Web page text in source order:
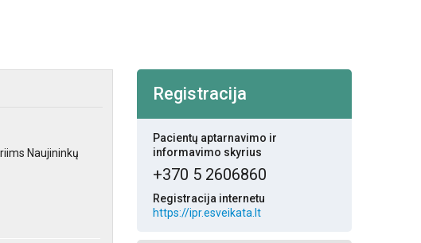
Naujininkų
Registracija
Pacientų aptarnavimo ir
informavimo skyrius
+370 5 2606860
Registracija internetu
https://ipr.esveikata.lt